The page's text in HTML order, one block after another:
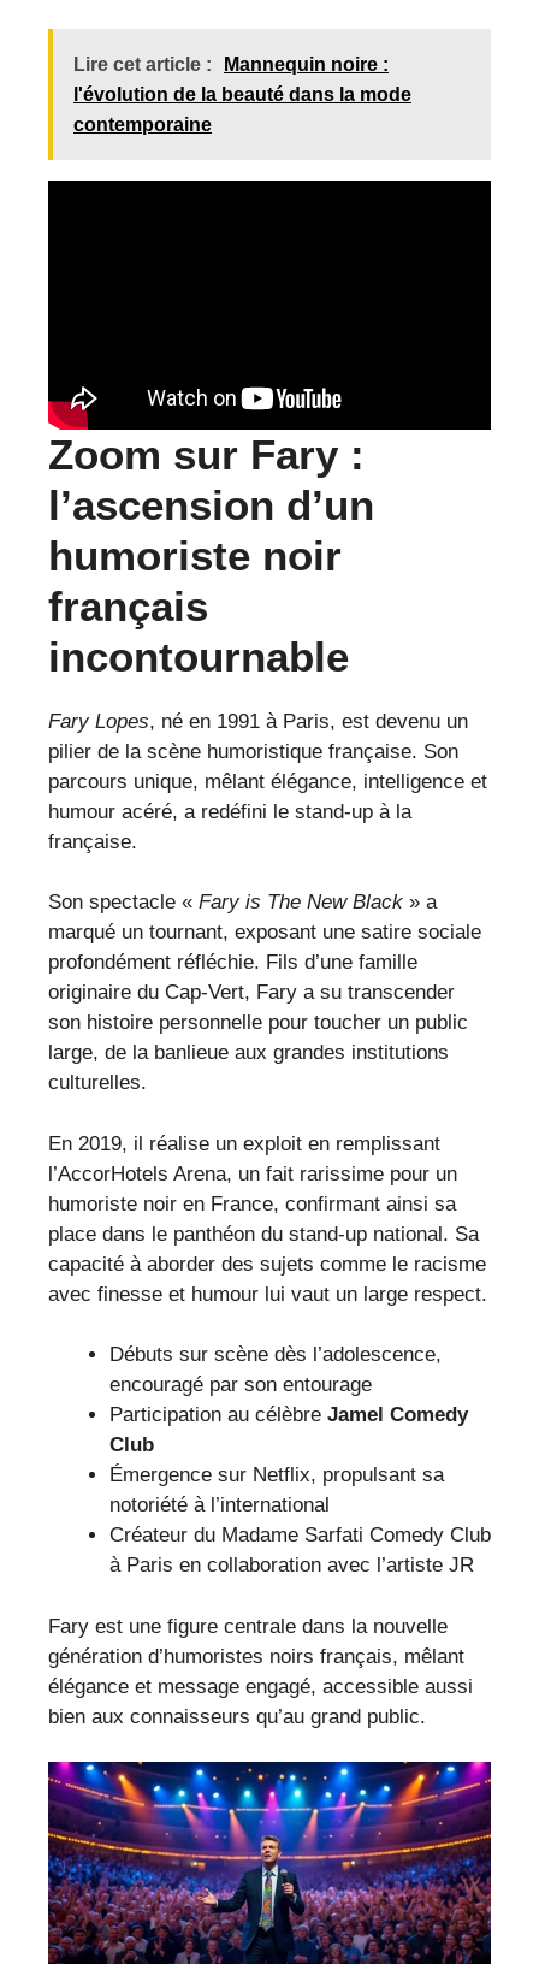
Lire cet article :
Mannequin noire :
l'évolution de la beauté dans la mode
contemporaine
Zoom sur Fary :
l’ascension d’un
humoriste noir
français
incontournable
Fary Lopes, né en 1991 à Paris, est devenu un
pilier de la scène humoristique française. Son
parcours unique, mêlant élégance, intelligence et
humour acéré, a redéfini le stand-up à la
française.
Son spectacle « Fary is The New Black » a
marqué un tournant, exposant une satire sociale
profondément réfléchie. Fils d’une famille
originaire du Cap-Vert, Fary a su transcender
son histoire personnelle pour toucher un public
large, de la banlieue aux grandes institutions
culturelles.
En 2019, il réalise un exploit en remplissant
l’AccorHotels Arena, un fait rarissime pour un
humoriste noir en France, confirmant ainsi sa
place dans le panthéon du stand-up national. Sa
capacité à aborder des sujets comme le racisme
avec finesse et humour lui vaut un large respect.
Débuts sur scène dès l’adolescence,
encouragé par son entourage
Participation au célèbre Jamel Comedy
Club
Émergence sur Netflix, propulsant sa
notoriété à l’international
Créateur du Madame Sarfati Comedy Club
à Paris en collaboration avec l’artiste JR
Fary est une figure centrale dans la nouvelle
génération d’humoristes noirs français, mêlant
élégance et message engagé, accessible aussi
bien aux connaisseurs qu’au grand public.